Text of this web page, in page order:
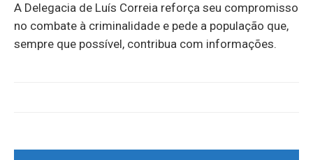
A Delegacia de Luís Correia reforça seu compromisso
no combate à criminalidade e pede a população que,
sempre que possível, contribua com informações.